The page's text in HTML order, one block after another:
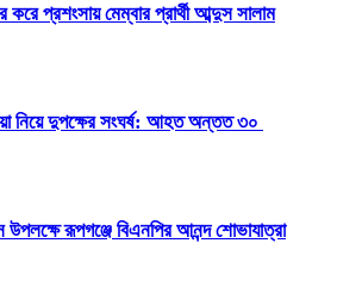
প্রশংসায় মেম্বার প্রার্থী আব্দুস সালাম
নিয়ে দুপক্ষের সংঘর্ষ: আহত অন্তত ৩০
রূপগঞ্জে বিএনপির আনন্দ শোভাযাত্রা